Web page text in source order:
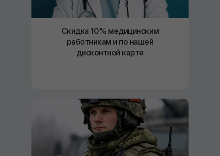
Скидка 10% медицинским
работникам и по нашей
дисконтной карте